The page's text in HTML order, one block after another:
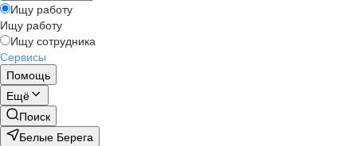
Ищу работу
Ищу работу
Ищу сотрудника
Сервисы
Помощь
Ещё
Поиск
Белые Берега